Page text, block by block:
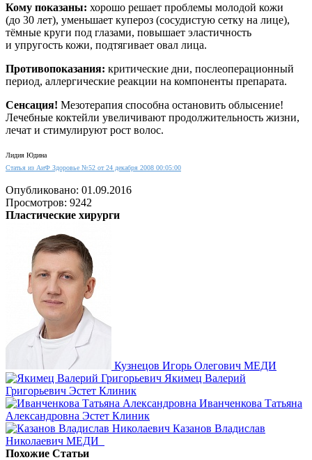
Кому показаны: хорошо решает проблемы молодой кожи
(до 30 лет), уменьшает купероз (сосудистую сетку на лице),
тёмные круги под глазами, повышает эластичность
и упругость кожи, подтягивает овал лица.
Противопоказания: критические дни, послеоперационный
период, аллергические реакции на компоненты препарата.
Сенсация! Мезотерапия способна остановить облысение!
Лечебные коктейли увеличивают продолжительность жизни,
лечат и стимулируют рост волос.
Лидия Юдина
Статья из АиФ Здоровье №52 от 24 декабря 2008 00:05:00
Опубликовано: 01.09.2016
Просмотров: 9242
Пластические хирурги
Кузнецов Игорь Олегович МЕДИ
Якимец Валерий
Григорьевич Эстет Клиник
Иванченкова Татьяна
Александровна Эстет Клиник
Казанов Владислав
Николаевич МЕДИ
Похожие Статьи